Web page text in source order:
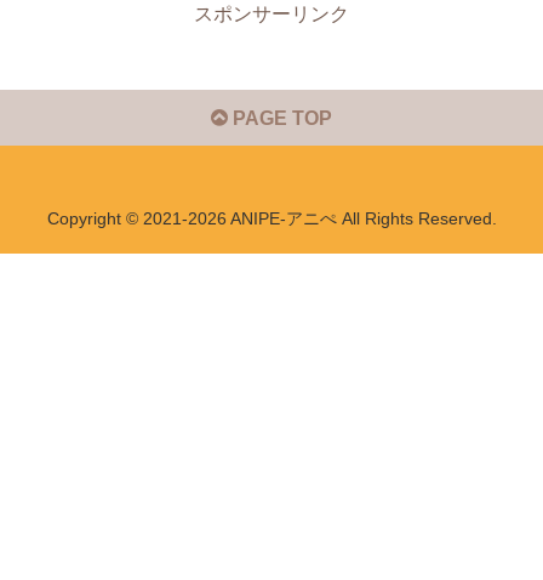
スポンサーリンク
PAGE TOP
Copyright © 2021-2026 ANIPE-アニぺ All Rights Reserved.